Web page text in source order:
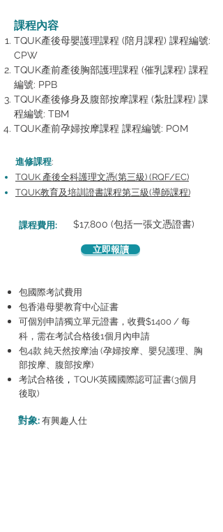
課程內容
TQUK產後母嬰護理課程 (陪月課程) 課程編號:
CPW
TQUK產前產後胸部護理課程 (催乳課程) 課程
編號: PPB
TQUK產後修身及腹部按摩課程 (紮肚課程) 課
程編號: TBM
TQUK產前孕婦按摩課程 課程編號: POM
進修課程:
TQUK 產後全科護理文憑(第三級) (RQF/EC)
TQUK教育及培訓證書課程第三級(導師課程)
課程費用: $17,800 (包括一張文憑證書)
立即報讀
包國際考試費用
包香港母嬰教育中心証書
​可個別申請獨立單元證書，收費$1400 / 每
科，需在考試合格後1個月內申請
包4款 純天然按摩油 (孕婦按摩、嬰兒護理、胸
部按摩、腹部按摩)
考試合格後 ，TQUK英國國際認可証書(3個月
後取)
對象: 有興趣人仕